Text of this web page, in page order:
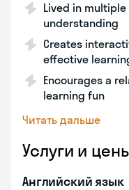
Lived in
understanding
Creates
effective
Encourages a
learning fun
Читать дальше
Услуги и
Английский язык